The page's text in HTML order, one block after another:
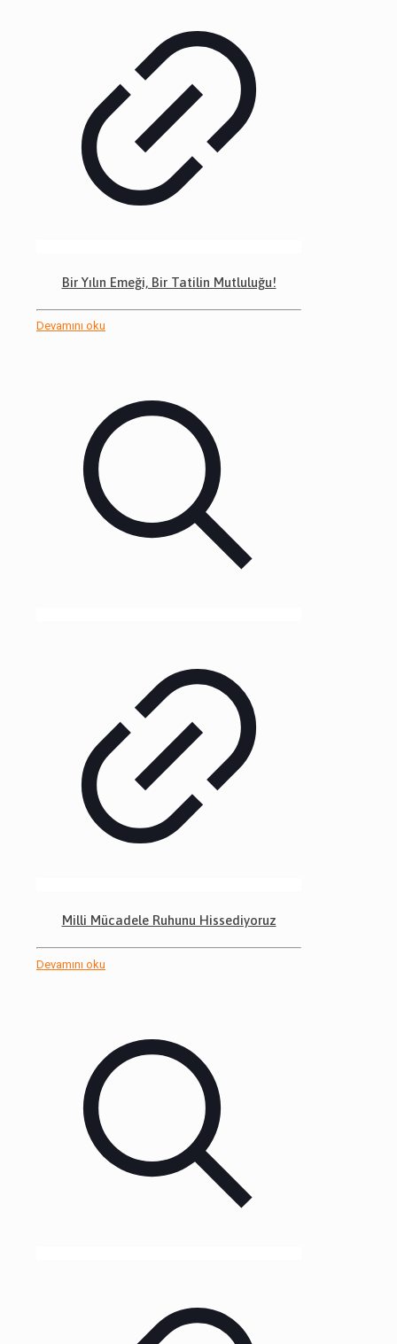
Bir Yılın Emeği, Bir Tatilin Mutluluğu!
Devamını oku
Milli Mücadele Ruhunu Hissediyoruz
Devamını oku